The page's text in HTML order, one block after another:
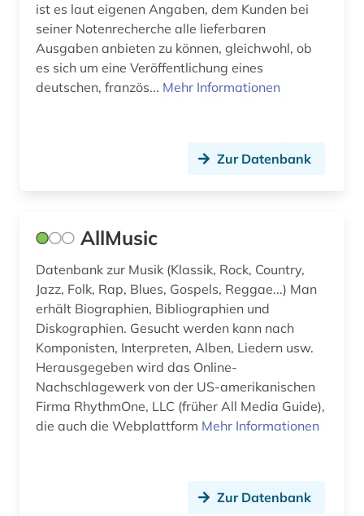
film (11)
filmkunst (1)
filmografie (1)
finnland (1)
flötenmusik (1)
forschung (2)
forschungs- und gedenkstätte heinrich-
schütz-haus (köstritz) (1)
fotografie (3)
frankfurt (1)
ist es laut eigenen Angaben, dem Kunden bei
seiner Notenrecherche alle lieferbaren
Ausgaben anbieten zu können, gleichwohl, ob
es sich um eine Veröffentlichung eines
deutschen, französ... Mehr Informationen
Zur Datenbank
AllMusic
Datenbank zur Musik (Klassik, Rock, Country,
Jazz, Folk, Rap, Blues, Gospels, Reggae...) Man
erhält Biographien, Bibliographien und
Diskographien. Gesucht werden kann nach
Komponisten, Interpreten, Alben, Liedern usw.
Herausgegeben wird das Online-
Nachschlagewerk von der US-amerikanischen
Firma RhythmOne, LLC (früher All Media Guide),
die auch die Webplattform Mehr Informationen
Zur Datenbank